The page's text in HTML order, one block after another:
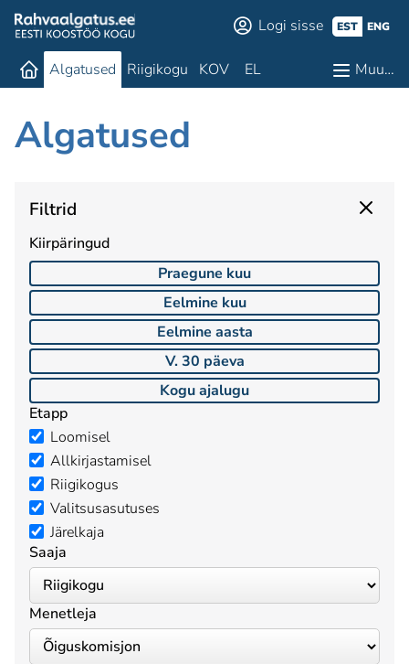
Logi sisse EST ENG
Algatused Riigikogu KOV EL Muu…
Algatused
Filtrid
Kiirpäringud
Praegune kuu
Eelmine kuu
Eelmine aasta
V. 30 päeva
Kogu ajalugu
Etapp
Loomisel
Allkirjastamisel
Riigikogus
Valitsusasutuses
Järelkaja
Saaja
Menetleja